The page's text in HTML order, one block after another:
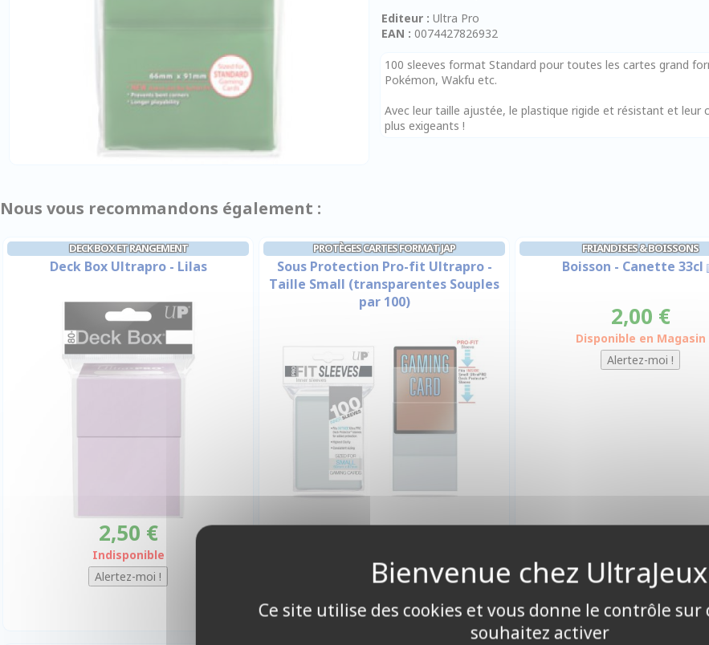
Editeur : Ultra Pro
EAN : 0074427826932
100 sleeves format Standard pour toutes les cartes grand
Pokémon, Wakfu etc.
Avec leur taille ajustée, le plastique rigide et résistant et
plus exigeants !
Nous vous recommandons également :
DECK BOX ET RANGEMENT
Deck Box Ultrapro - Lilas
2,50 €
Indisponible
PROTÈGES CARTES FORMAT JAP
Sous Protection Pro-fit Ultrapro -
Taille Small (transparentes Souples
par 100)
Disponible
FRIANDISES & BOISSONS
Boisson - Canette 33cl
2,00 €
Disponible en Magasin
Ce site utilise des cookies et vous donne le contrôle sur
souhaitez activer